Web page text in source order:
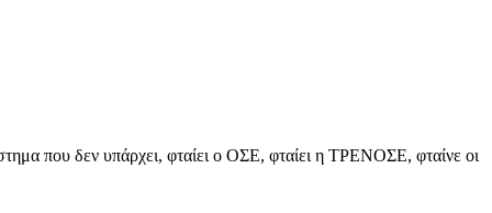
που δεν υπάρχει, φταίει ο ΟΣΕ, φταίει η ΤΡΕΝΟΣΕ, φταίνε οι